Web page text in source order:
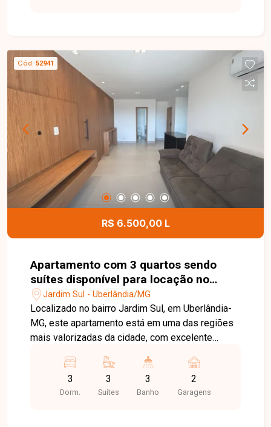
metros de profundidade, oferecendo ótima
configuração para a construção de um projeto
residencial moderno e funcional. Uma excelente
oportunidade para investir ou construir o imóvel
dos seus sonhos em uma das regiões que mais
se valorizam em Uberlândia. Entre em contato e
agende sua visita!
Cód. 52941
R$ 6.500,00 L
Apartamento com 3 quartos sendo
suítes disponível para locação no
bairro Jardim Sul em Uberlândia - MG
Jardim Sul - Uberlândia/MG
Localizado no bairro Jardim Sul, em Uberlândia-
MG, este apartamento está em uma das regiões
mais valorizadas da cidade, com excelente
proximidade com supermercados, escolas,
farmácias, restaurantes, academias e diversos
comércios e serviços, proporcionando
3
Dorm.
3
Suítes
3
Banho
2
Garagens